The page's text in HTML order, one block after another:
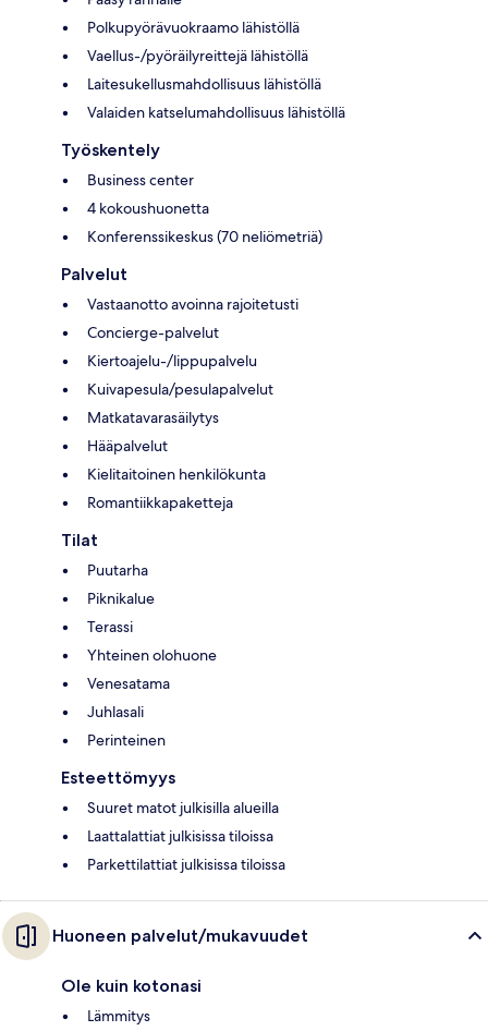
Polkupyörävuokraamo lähistöllä
Vaellus-/pyöräilyreittejä lähistöllä
Laitesukellusmahdollisuus lähistöllä
Valaiden katselumahdollisuus lähistöllä
Työskentely
Business center
4 kokoushuonetta
Konferenssikeskus (70 neliömetriä)
Palvelut
Vastaanotto avoinna rajoitetusti
Concierge-palvelut
Kiertoajelu-/lippupalvelu
Kuivapesula/pesulapalvelut
Matkatavarasäilytys
Hääpalvelut
Kielitaitoinen henkilökunta
Romantiikkapaketteja
Tilat
Puutarha
Piknikalue
Terassi
Yhteinen olohuone
Venesatama
Juhlasali
Perinteinen
Esteettömyys
Suuret matot julkisilla alueilla
Laattalattiat julkisissa tiloissa
Parkettilattiat julkisissa tiloissa
Huoneen palvelut/mukavuudet
Ole kuin kotonasi
Lämmitys